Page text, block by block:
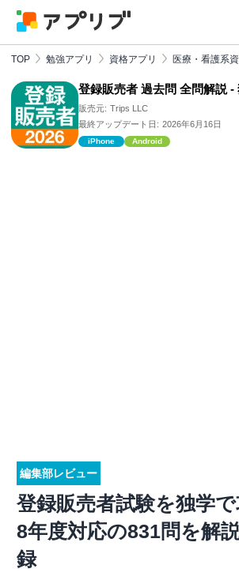
TOP 勉強アプリ 資格アプリ 医療・看護系
登録販売者 過去問 全問解説 -
販売元: Trips LLC
最終アップデート日: 2026年6月16日
iPhone Android
編集部レビュー
登録販売者試験を独学
8年度対応の831問を解
録